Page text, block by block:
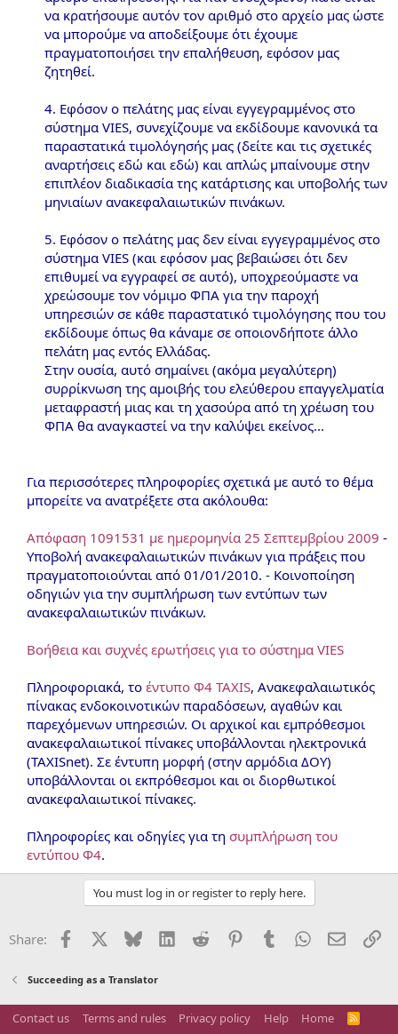
να κρατήσουμε αυτόν τον αριθμό στο αρχείο μας ώστε
να μπορούμε να αποδείξουμε ότι έχουμε
πραγματοποιήσει την επαλήθευση, εφόσον μας
ζητηθεί.
4. Εφόσον ο πελάτης μας είναι εγγεγραμμένος στο
σύστημα VIES, συνεχίζουμε να εκδίδουμε κανονικά τα
παραστατικά τιμολόγησής μας (δείτε και τις σχετικές
αναρτήσεις εδώ και εδώ) και απλώς μπαίνουμε στην
επιπλέον διαδικασία της κατάρτισης και υποβολής των
μηνιαίων ανακεφαλαιωτικών πινάκων.
5. Εφόσον ο πελάτης μας δεν είναι εγγεγραμμένος στο
σύστημα VIES (και εφόσον μας βεβαιώσει ότι δεν
επιθυμεί να εγγραφεί σε αυτό), υποχρεούμαστε να
χρεώσουμε τον νόμιμο ΦΠΑ για την παροχή
υπηρεσιών σε κάθε παραστατικό τιμολόγησης που του
εκδίδουμε όπως θα κάναμε σε οποιονδήποτε άλλο
πελάτη μας εντός Ελλάδας.
Στην ουσία, αυτό σημαίνει (ακόμα μεγαλύτερη)
συρρίκνωση της αμοιβής του ελεύθερου επαγγελματία
μεταφραστή μιας και τη χασούρα από τη χρέωση του
ΦΠΑ θα αναγκαστεί να την καλύψει εκείνος...​
Για περισσότερες πληροφορίες σχετικά με αυτό το θέμα
μπορείτε να ανατρέξετε στα ακόλουθα:
Απόφαση 1091531 με ημερομηνία 25 Σεπτεμβρίου 2009 -
Υποβολή ανακεφαλαιωτικών πινάκων για πράξεις που
πραγματοποιούνται από 01/01/2010. - Κοινοποίηση
οδηγιών για την συμπλήρωση των εντύπων των
ανακεφαλαιωτικών πινάκων.
Βοήθεια και συχνές ερωτήσεις για το σύστημα VIES
Πληροφοριακά, το έντυπο Φ4 TAXIS, Ανακεφαλαιωτικός
πίνακας ενδοκοινοτικών παραδόσεων, αγαθών και
παρεχόμενων υπηρεσιών. Οι αρχικοί και εμπρόθεσμοι
ανακεφαλαιωτικοί πίνακες υποβάλλονται ηλεκτρονικά
(TAXISnet). Σε έντυπη μορφή (στην αρμόδια ΔΟΥ)
υποβάλλονται οι εκπρόθεσμοι και οι διορθωτικοί
ανακεφαλαιωτικοί πίνακες.
Πληροφορίες και οδηγίες για τη συμπλήρωση του
εντύπου Φ4.​
You must log in or register to reply here.
Share: Facebook Bluesky LinkedInReddit PinterestTumblrWhatsApp
Email
Succeeding as a Translator
Contact us Terms and rules Privacy policy Help Home
R